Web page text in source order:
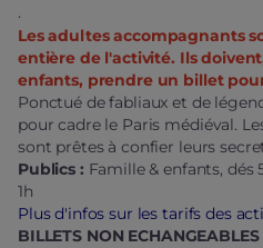
ans)
Les
dits
Cité]
Paris
Musées
dits
de
la
Cité
.
Les adultes accompagnants
entière de l'activité. Ils
enfants, prendre un billet
Ponctué de fabliaux et de
pour cadre le Paris médiéval.
sont prêtes à confier leurs
Publics : Famille &
1h
Plus d'infos sur les tarifs des
BILLETS NON